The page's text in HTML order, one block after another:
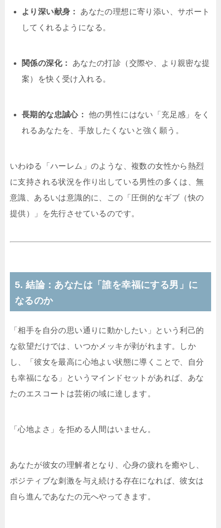
より深い献身：
あなたの理想に寄り添い、サポート
してくれるようになる。
関係の深化：
あなたの打診（交際や、より親密な提
案）を快く受け入れる。
長期的な忠誠心：
他の男性にはない「充足感」をく
れるあなたを、手放したくないと強く願う。
いわゆる「ハーレム」のような、複数の女性から熱烈
に支持される状況を作り出している男性の多くは、無
意識、あるいは意識的に、この「圧倒的なギブ（快の
提供）」を先行させているのです。
5. 結論：あなたは「誰を幸福にする男」に
なるのか
「相手を自分の思い通りに動かしたい」という利己的
な欲望だけでは、いつかメッキが剥がれます。しか
し、「彼女を最高に心地よい状態に導くことで、自分
も幸福になる」というマインドセットがあれば、あな
たのエスコートは芸術の域に達します。
「心地よさ」を拒める人間はいません。
あなたが彼女の理解者となり、心身の疲れを癒やし、
ポジティブな刺激を与え続ける存在になれば、彼女は
自ら進んであなたの元へやってきます。